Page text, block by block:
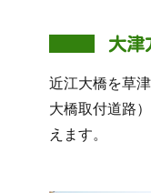
大津
近江大橋を草
大橋取付道路
えます。